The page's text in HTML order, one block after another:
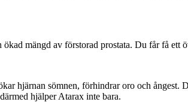
mängd av förstorad prostata. Du får få
hjärnan sömnen, förhindrar oro och
hjälper Atarax inte bara.